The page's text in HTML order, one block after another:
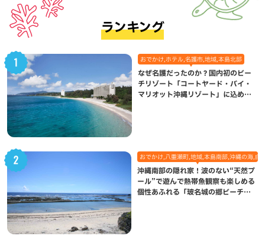
ランキング
おでかけ,ホテル,名護市,地域,本島北部
なぜ名護だったのか？国内初のビー
チリゾート「コートヤード・バイ・
マリオット沖縄リゾート」に込めら
おでかけ,八重瀬町,地域,本島南部,沖縄の海,自
沖縄南部の隠れ家！波のない“天然プ
ール”で遊んで熱帯魚観察も楽しめる
個性あふれる「玻名城の郷ビーチ」